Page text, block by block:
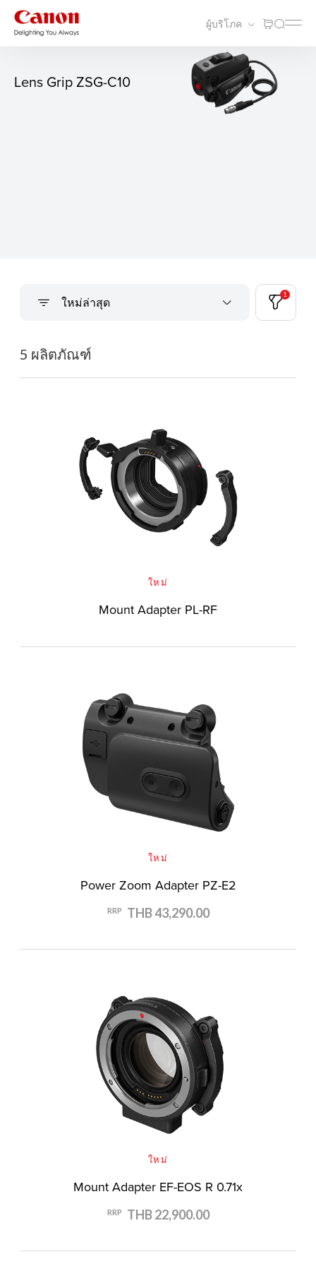
ผู้บริโภค
Lens Grip ZSG-C10
ใหม่ล่าสุด
1
5 ผลิตภัณฑ์
ใหม่
Mount Adapter PL-RF
ใหม่
Power Zoom Adapter PZ-E2
RRP THB 43,290.00
ใหม่
Mount Adapter EF-EOS R 0.71x
RRP THB 22,900.00